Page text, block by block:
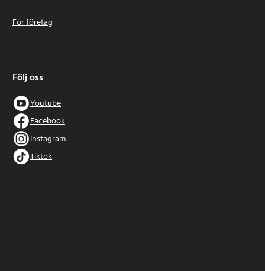
För företag
Följ oss
Youtube
Facebook
Instagram
Tiktok